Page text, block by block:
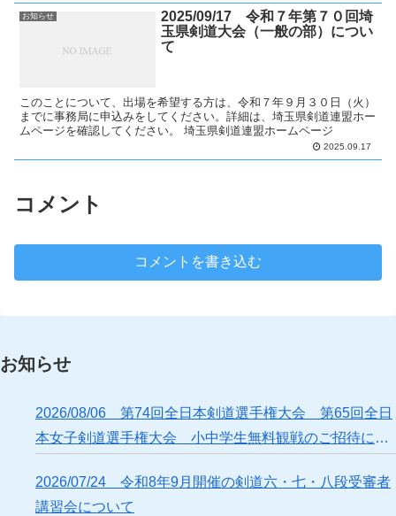
お知らせ
2025/09/17 令和７年第７０回埼
玉県剣道大会（一般の部）につい
て
このことについて、出場を希望する方は、令和７年９月３０日（火）
までに事務局に申込みをしてください。詳細は、埼玉県剣道連盟ホー
ムページを確認してください。 埼玉県剣道連盟ホームページ
2025.09.17
コメント
コメントを書き込む
お知らせ
2026/08/06 第74回全日本剣道選手権大会 第65回全日
本女子剣道選手権大会 小中学生無料観戦のご招待につ
2026/07/24 令和8年9月開催の剣道六・七・八段受審者
講習会について